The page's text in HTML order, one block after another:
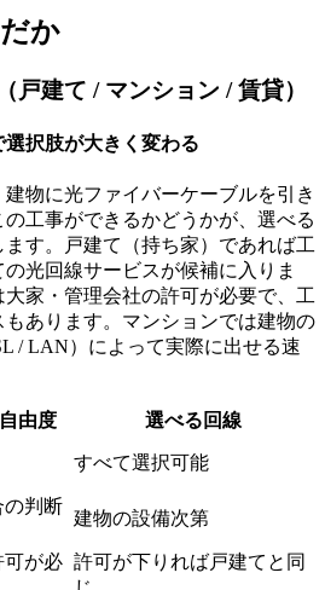
か
戸建て / マンション / 賃貸）
択肢が大きく変わる
物に光ファイバーケーブルを引き
工事ができるかどうかが、選べる
す。戸建て（持ち家）であれば工
光回線サービスが候補に入りま
家・管理会社の許可が必要で、工
あります。マンションでは建物の
/ LAN）によって実際に出せる速
由度
選べる回線
すべて選択可能
の判断
建物の設備次第
可が必 許可が下りれば戸建てと同